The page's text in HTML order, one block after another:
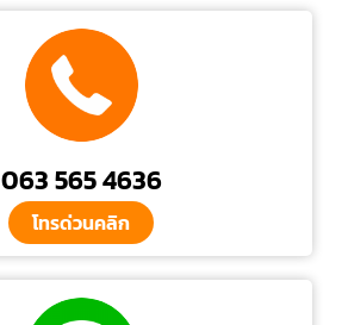
063 565 4636
โทรด่วนคลิก